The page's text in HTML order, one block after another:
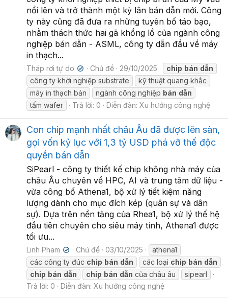
nổi lên và trở thành một kỳ lân bán dẫn mới. Công
ty này cũng đã đưa ra những tuyên bố táo bạo,
nhằm thách thức hai gã khổng lồ của ngành công
nghiệp bán dẫn - ASML, công ty dẫn đầu về máy
in thạch...
Tháp rơi tự do ✔ Chủ đề 29/10/2025 chip bán dẫn
công ty khởi nghiệp substrate
kỹ thuật quang khắc
máy in thạch bản
ngành công nghiệp bán dẫn
tấm wafer
Trả lời: 0 Diễn đàn: Xu hướng công nghệ
Con chip mạnh nhất châu Âu đã được lên sàn,
gọi vốn kỷ lục với 1,3 tỷ USD phá vỡ thế độc
quyền bán dẫn
SiPearl - công ty thiết kế chip không nhà máy của
châu Âu chuyên về HPC, AI và trung tâm dữ liệu -
vừa công bố Athena1, bộ xử lý tiết kiệm năng
lượng dành cho mục đích kép (quân sự và dân
sự). Dựa trên nền tảng của Rhea1, bộ xử lý thế hệ
đầu tiên chuyên cho siêu máy tính, Athena1 được
tối ưu...
Linh Pham ✔ Chủ đề 03/10/2025
athena1
các công ty đúc chip bán dẫn các loại chip bán dẫn
chip bán dẫn chip bán dẫn của châu âu
sipearl
Trả lời: 0
Diễn đàn: Xu hướng công nghệ